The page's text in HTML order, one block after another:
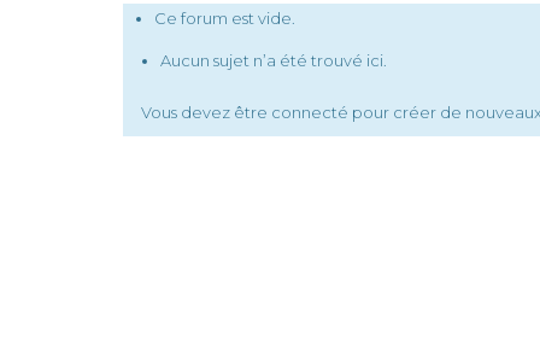
Ce forum est vide.
Aucun sujet n’a été trouvé ici.
Vous devez être connecté pour créer de nouveaux